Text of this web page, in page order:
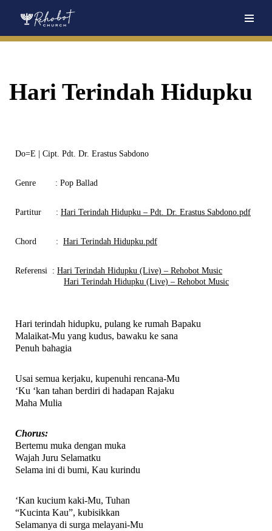
Hari Terindah Hidupku
Do=E | Cipt. Pdt. Dr. Erastus Sabdono
Genre : Pop Ballad
Partitur : Hari Terindah Hidupku – Pdt. Dr. Erastus Sabdono.pdf
Chord : Hari Terindah Hidupku.pdf
Referensi : Hari Terindah Hidupku (Live) – Rehobot Music
Hari Terindah Hidupku (Live) – Rehobot Music
Hari terindah hidupku, pulang ke rumah Bapaku
Malaikat-Mu yang kudus, bawaku ke sana
Penuh bahagia
Usai semua kerjaku, kupenuhi rencana-Mu
‘Ku ‘kan tahan berdiri di hadapan Rajaku
Maha Mulia
Chorus:
Bertemu muka dengan muka
Wajah Juru Selamatku
Selama ini di bumi, Kau kurindu
‘Kan kucium kaki-Mu, Tuhan
“Kucinta Kau”, kubisikkan
Selamanya di surga melayani-Mu